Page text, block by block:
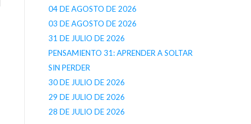
04 DE AGOSTO DE 2026
03 DE AGOSTO DE 2026
31 DE JULIO DE 2026
PENSAMIENTO 31: APRENDER A SOLTAR
SIN PERDER
30 DE JULIO DE 2026
29 DE JULIO DE 2026
28 DE JULIO DE 2026